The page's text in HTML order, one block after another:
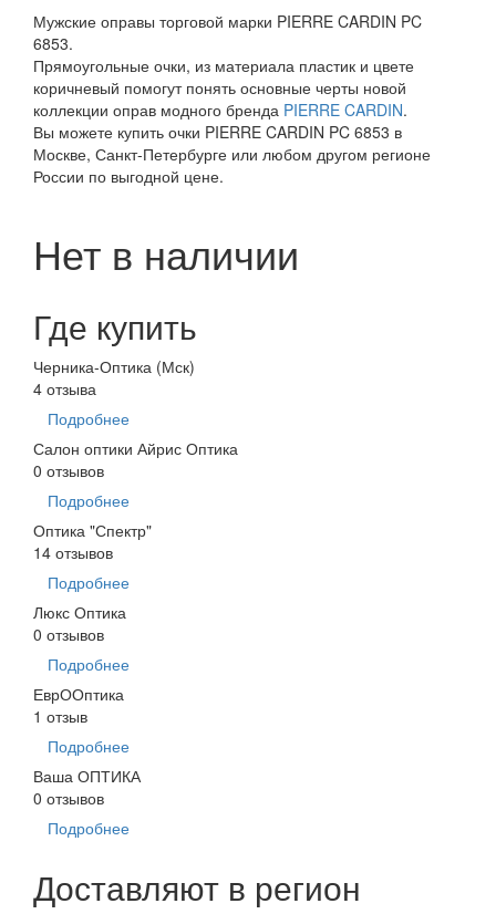
Мужские оправы торговой марки PIERRE CARDIN PC
6853.
Прямоугольные очки, из материала пластик и цвете
коричневый помогут понять основные черты новой
коллекции оправ модного бренда PIERRE CARDIN.
Вы можете купить очки PIERRE CARDIN PC 6853 в
Москве, Санкт-Петербурге или любом другом регионе
России по выгодной цене.
Нет в наличии
Где купить
Черника-Оптика (Мск)
4 отзыва
Подробнее
Салон оптики Айрис Оптика
0 отзывов
Подробнее
Оптика "Спектр"
14 отзывов
Подробнее
Люкс Оптика
0 отзывов
Подробнее
ЕврООптика
1 отзыв
Подробнее
Ваша ОПТИКА
0 отзывов
Подробнее
Доставляют в регион